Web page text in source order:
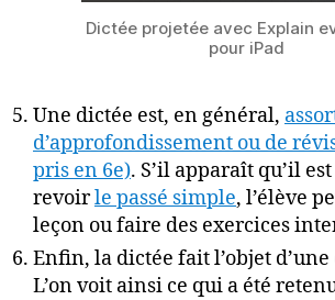
Dictée projetée avec Explain
pour iPad
Une dictée est, en général,
d’approfondissement ou de
pris en 6e). S’il apparaît qu’il
revoirle passé simple, l’élève
leçon ou faire des exercices
Enfin, la dictée fait l’objet
L’on voit ainsi ce qui a été